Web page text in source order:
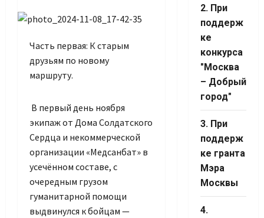
Часть первая: К старым
друзьям по новому
маршруту.
В первый день ноября
экипаж от Дома Солдатского
Сердца и некоммерческой
организации «Медсанбат» в
усечённом составе, с
очередным грузом
гуманитарной помощи
выдвинулся к бойцам —
2. При
поддерж
ке
конкурса
"Москва
– Добрый
город"
3. При
поддерж
ке гранта
Мэра
Москвы
4.